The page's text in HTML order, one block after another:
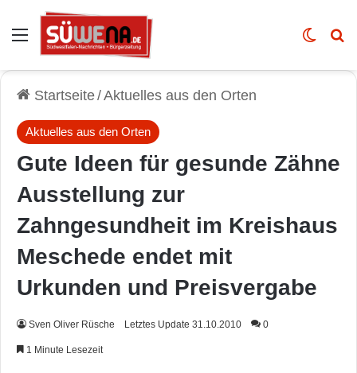
Auswahl Skin
Startseite/Aktuelles aus den Orten
Aktuelles aus den Orten
Gute Ideen für gesunde Zähne
Ausstellung zur
Zahngesundheit im Kreishaus
Meschede endet mit
Urkunden und Preisvergabe
Sven Oliver Rüsche Letztes Update 31.10.2010 0
1 Minute Lesezeit